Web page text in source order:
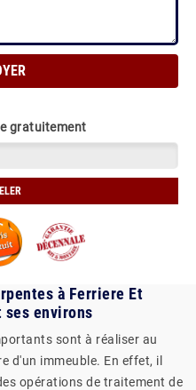
gratuitement
à Ferriere Et
ses environs
sont à réaliser au
d'un immeuble. En effet, il
opérations de traitement de